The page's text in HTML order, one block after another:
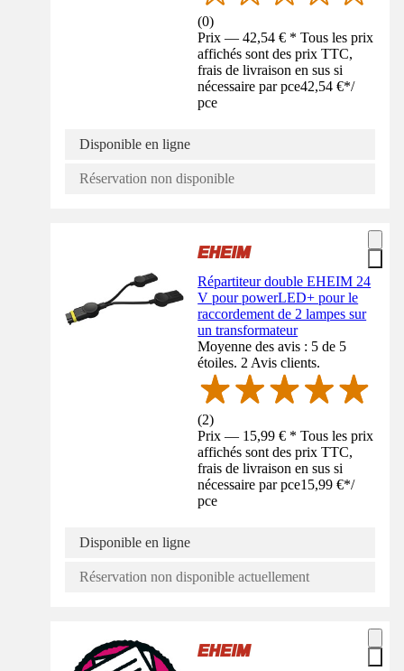
(0)
Prix — 42,54 € * Tous les prix
affichés sont des prix TTC,
frais de livraison en sus si
nécessaire par pce42,54 €*/
pce
Disponible en ligne
Réservation non disponible
Répartiteur double EHEIM 24
V pour powerLED+ pour le
raccordement de 2 lampes sur
un transformateur
Moyenne des avis : 5 de 5
étoiles. 2 Avis clients.
(2)
Prix — 15,99 € * Tous les prix
affichés sont des prix TTC,
frais de livraison en sus si
nécessaire par pce15,99 €*/
pce
Disponible en ligne
Réservation non disponible actuellement